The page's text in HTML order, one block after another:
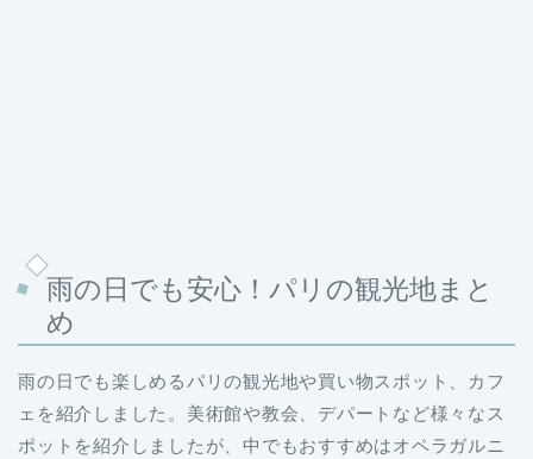
雨の日でも安心！パリの観光地まと
め
雨の日でも楽しめるパリの観光地や買い物スポット、カフ
ェを紹介しました。美術館や教会、デパートなど様々なス
ポットを紹介しましたが、中でもおすすめはオペラガルニ